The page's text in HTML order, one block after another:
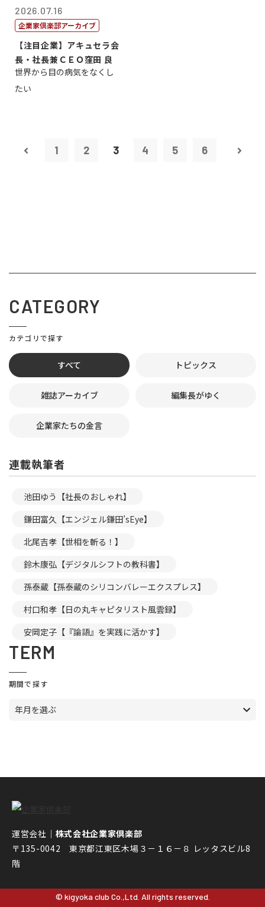
2026.07.16
企業家倶楽部アーカイブ
【注目企業】アキュセラ会
長・社長兼ＣＥＯ窪田 良
世界から目の病気をなくし
たい
1 2 3 4 5 6
CATEGORY
カテゴリで探す
すべて トピックス
雑誌アーカイブ 編集長がゆく
企業家たちの金言
連載執筆者
池田ゆう【社長のおしゃれ】
鎌田富久【エンジェル鎌田’sEye】
北尾吉孝【世相を斬る！】
鈴木康弘【デジタルシフトの教科書】
孫泰蔵【孫泰蔵のシリコンバレーエクスプレス】
村口和孝【日の丸キャピタリスト風雲録】
安岡定子【『論語』を実践に活かす】
TERM
期間で探す
年月を選ぶ
運営会社｜ 株式会社企業家倶楽部
〒135-0042 東京都江東区木場３－１６－８ レッタスビル8
階
© kigyoka club Co.,Ltd. All rights reserved.